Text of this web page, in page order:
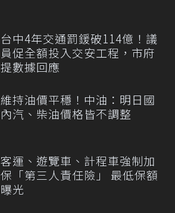
台中4年交通罰鍰破114億！議
員促全額投入交安工程，市府
提數據回應
維持油價平穩！中油：明日國
內汽、柴油價格皆不調整
客運、遊覽車、計程車強制加
保「第三人責任險」 最低保額
曝光